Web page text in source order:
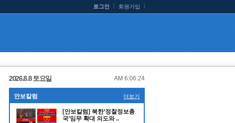
로그인 회원가입
2026.8.8 토요일 AM 6:06:25
안보칼럼 더보기
[안보칼럼] 북한‘정찰정보총
국’임무 확대 의도와 ..